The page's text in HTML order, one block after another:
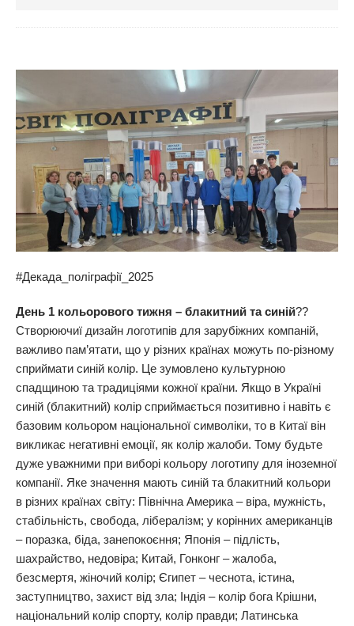
#Декада_поліграфії_2025
День 1 кольорового тижня – блакитний та синій??
Створюючиї дизайн логотипів для зарубіжних компаній,
важливо пам’ятати, що у різних країнах можуть по-різному
сприймати синій колір. Це зумовлено культурною
спадщиною та традиціями кожної країни. Якщо в Україні
синій (блакитний) колір сприймається позитивно і навіть є
базовим кольором національної символіки, то в Китаї він
викликає негативні емоції, як колір жалоби. Тому будьте
дуже уважними при виборі кольору логотипу для іноземної
компанії. Яке значення мають синій та блакитний кольори
в різних країнах світу: Північна Америка – віра, мужність,
стабільність, свобода, лібералізм; у корінних американців
– поразка, біда, занепокоєння; Японія – підлість,
шахрайство, недовіра; Китай, Гонконг – жалоба,
безсмертя, жіночий колір; Єгипет – чеснота, істина,
заступництво, захист від зла; Індія – колір бога Крішни,
національний колір спорту, колір правди; Латинська